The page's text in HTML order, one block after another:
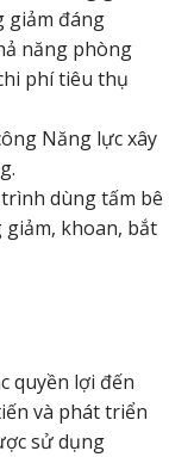
giảm đáng
năng phòng
phí tiêu thụ
Năng lực xây
dùng tấm bê
khoan, bắt
quyền lợi đến
và phát triển
sử dụng